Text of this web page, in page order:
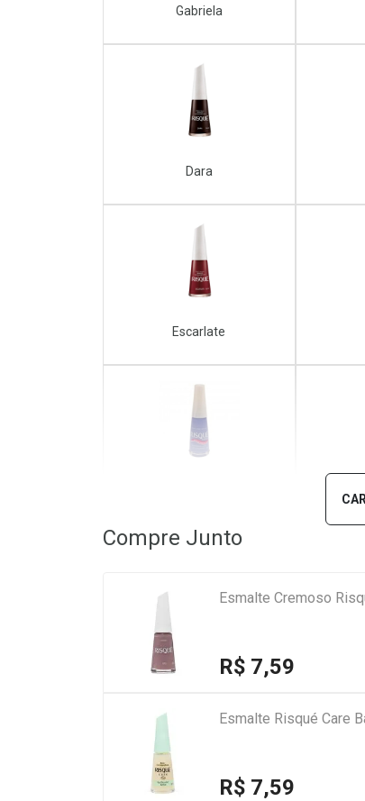
Gabriela
Dara
Escarlate
Compre Junto
Esmalte Cremoso
R$ 7,59
Esmalte Risqué Care
R$ 7,59